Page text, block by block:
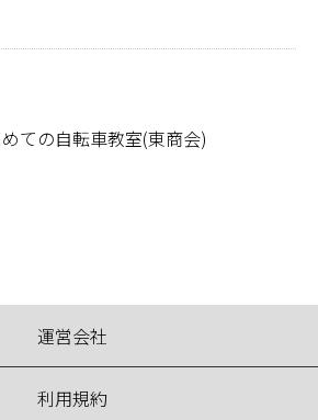
ての自転車教室(東商会)
運営会社
利用規約